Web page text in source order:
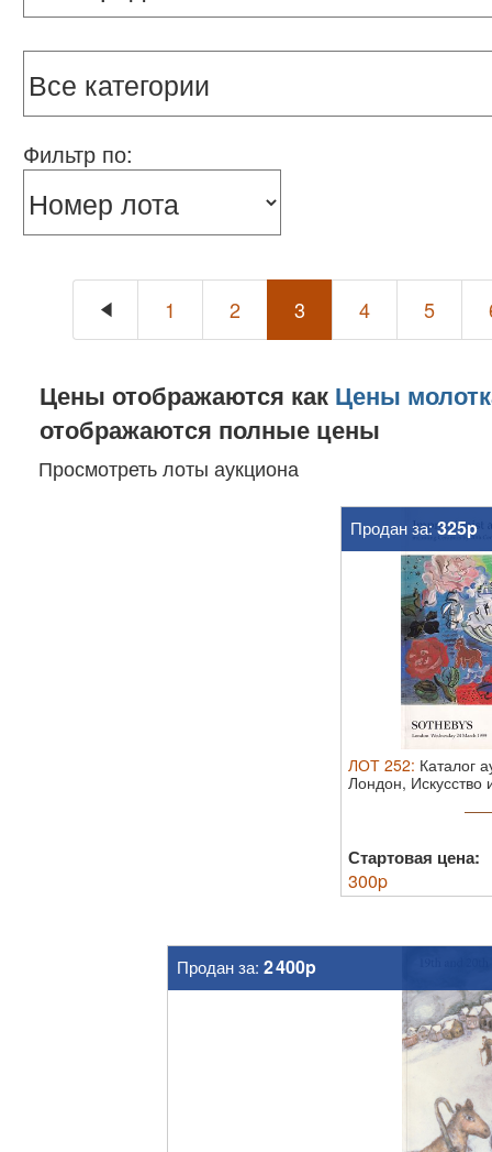
Фильтр по:
1 2 3 4 5
Цены отображаются как Цены
отображаются полные цены
Просмотреть лоты аукциона
Продан за:325p
ЛОТ 252: Каталог
Лондон, Искусство
Стартовая цена:
300p
Продан за: 2 400p